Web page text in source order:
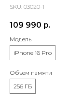
SKU: 03020-1
109 990 р.
Модель
iPhone 16 Pro
Объем памяти
256 ГБ